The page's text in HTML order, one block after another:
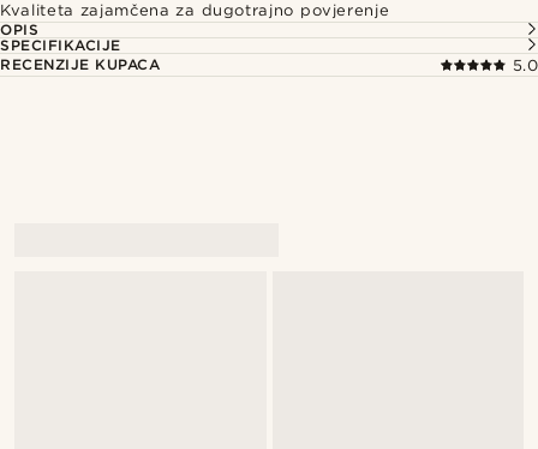
Kvaliteta zajamčena za dugotrajno povjerenje
OPIS
SPECIFIKACIJE
RECENZIJE KUPACA
5.0